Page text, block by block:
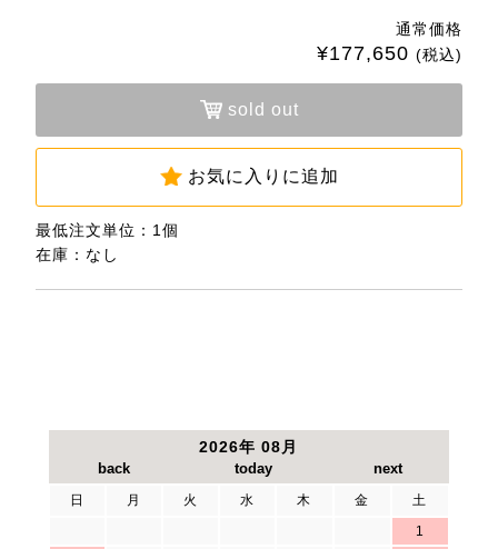
通常価格
¥177,650 (税込)
sold out
お気に入りに追加
最低注文単位：1個
在庫：なし
2026年 08月
日 月 火 水 木 金
土
1